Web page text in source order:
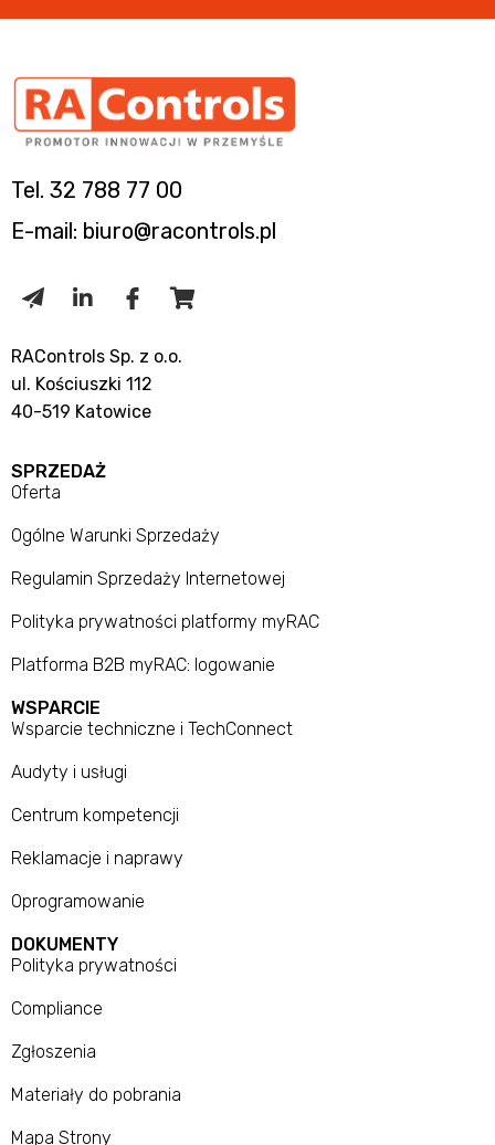
Tel. 32 788 77 00
E-mail: biuro@racontrols.pl
RAControls Sp. z o.o.
ul. Kościuszki 112
40-519 Katowice
SPRZEDAŻ
Oferta
Ogólne Warunki Sprzedaży
Regulamin Sprzedaży Internetowej
Polityka prywatności platformy myRAC
Platforma B2B myRAC: logowanie
WSPARCIE
Wsparcie techniczne i TechConnect
Audyty i usługi
Centrum kompetencji
Reklamacje i naprawy
Oprogramowanie
DOKUMENTY
Polityka prywatności
Compliance
Zgłoszenia
Materiały do pobrania
Mapa Strony